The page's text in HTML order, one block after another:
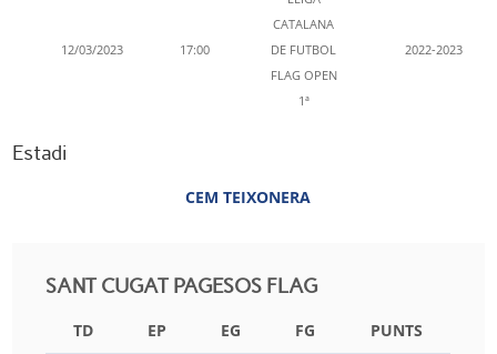
12/03/2023 17:00
CATALANA
DE FUTBOL
FLAG OPEN
1ª
2022-2023
Estadi
CEM TEIXONERA
SANT CUGAT PAGESOS FLAG
TD EP EG FG
PUNTS